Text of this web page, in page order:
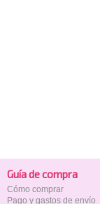
Guía de compra
Cómo comprar
Pago y gastos de envío